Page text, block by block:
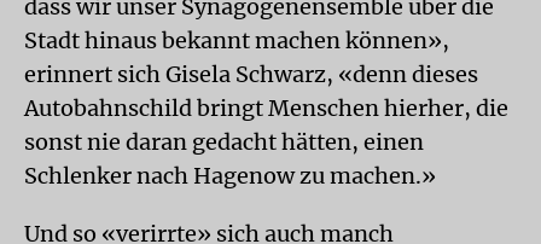
dass wir unser Synagogenensemble über die
Stadt hinaus bekannt machen können»,
erinnert sich Gisela Schwarz, «denn dieses
Autobahnschild bringt Menschen hierher, die
sonst nie daran gedacht hätten, einen
Schlenker nach Hagenow zu machen.»
Und so «verirrte» sich auch manch